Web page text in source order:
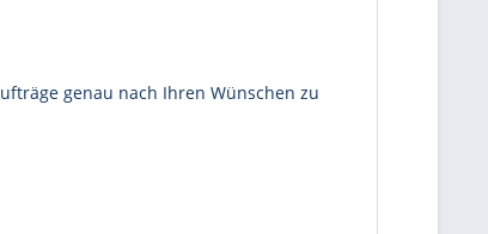
genau nach Ihren Wünschen zu